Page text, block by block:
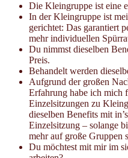
Die Kleingruppe ist eine
In der Kleingruppe ist
gerichtet: Das garantiert
mehr individuellen
Du nimmst dieselben
Preis.
Behandelt werden
Aufgrund der großen
Erfahrung habe ich mich
Einzelsitzungen zu
dieselben Benefits mit
Einzelsitzung – solange
mehr auf große Gruppen
Du möchtest mit mir im